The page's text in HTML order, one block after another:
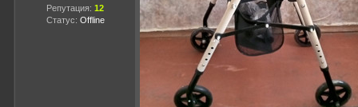
Репутация: 12
Статус: Offline